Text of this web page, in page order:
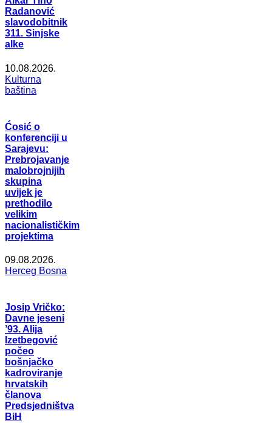
Radanović
slavodobitnik
311. Sinjske
alke
10.08.2026.
Kulturna
baština
Ćosić o
konferenciji u
Sarajevu:
Prebrojavanje
malobrojnijih
skupina
uvijek je
prethodilo
velikim
nacionalističkim
projektima
09.08.2026.
Herceg Bosna
Josip Vričko:
Davne jeseni
’93. Alija
Izetbegović
počeo
bošnjačko
kadroviranje
hrvatskih
članova
Predsjedništva
BiH